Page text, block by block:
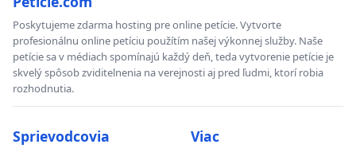
Poskytujeme zdarma hosting pre online petície. Vytvorte
profesionálnu online petíciu použítím našej výkonnej služby. Naše
petície sa v médiach spomínajú každý deň, teda vytvorenie petície je
skvelý spôsob zviditelnenia na verejnosti aj pred ľudmi, ktorí robia
rozhodnutia.
Sprievodcovia Viac